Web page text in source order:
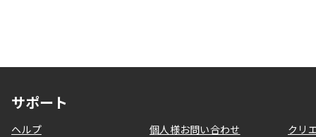
サポート
ヘルプ 個人様お問い合わせ
クリ